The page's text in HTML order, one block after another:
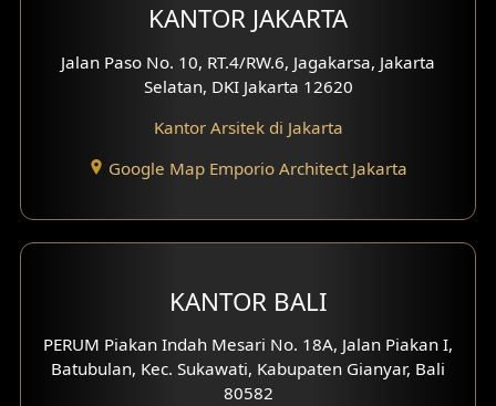
Desain Eksterior Villa
Desain Eksterior Ruko
Desain Eksterior Perumahan
Desain Ruko
Desain Hotel
Desain Kantor
KANTOR JAKARTA
Jalan Paso No. 10, RT.4/RW.6, Jagakarsa, Jakarta
Selatan, DKI Jakarta 12620
Kantor Arsitek di Jakarta
Google Map Emporio Architect Jakarta
KANTOR BALI
PERUM Piakan Indah Mesari No. 18A, Jalan Piakan I,
Batubulan, Kec. Sukawati, Kabupaten Gianyar, Bali
80582